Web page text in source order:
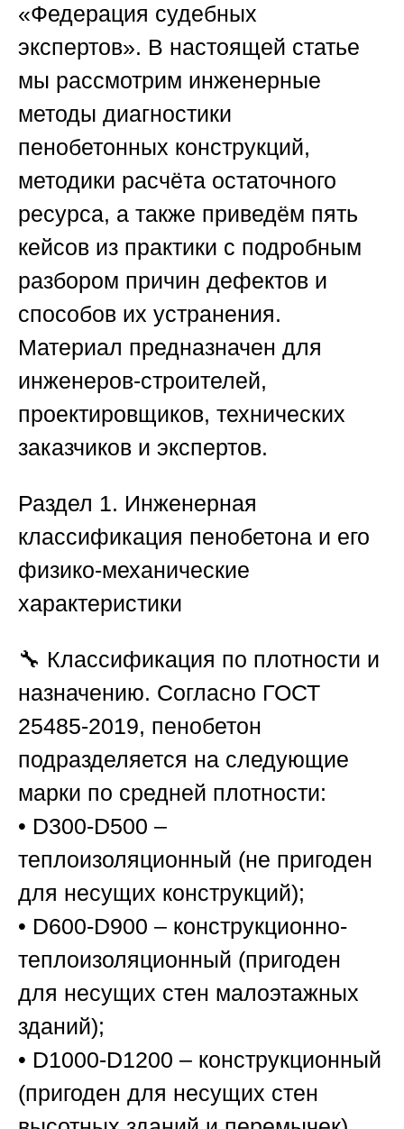
«Федерация судебных
экспертов». В настоящей статье
мы рассмотрим инженерные
методы диагностики
пенобетонных конструкций,
методики расчёта остаточного
ресурса, а также приведём пять
кейсов из практики с подробным
разбором причин дефектов и
способов их устранения.
Материал предназначен для
инженеров-строителей,
проектировщиков, технических
заказчиков и экспертов.
Раздел 1. Инженерная
классификация пенобетона и его
физико-механические
характеристики
🔧 Классификация по плотности и
назначению. Согласно ГОСТ
25485-2019, пенобетон
подразделяется на следующие
марки по средней плотности:
• D300-D500 –
теплоизоляционный (не пригоден
для несущих конструкций);
• D600-D900 – конструкционно-
теплоизоляционный (пригоден
для несущих стен малоэтажных
зданий);
• D1000-D1200 – конструкционный
(пригоден для несущих стен